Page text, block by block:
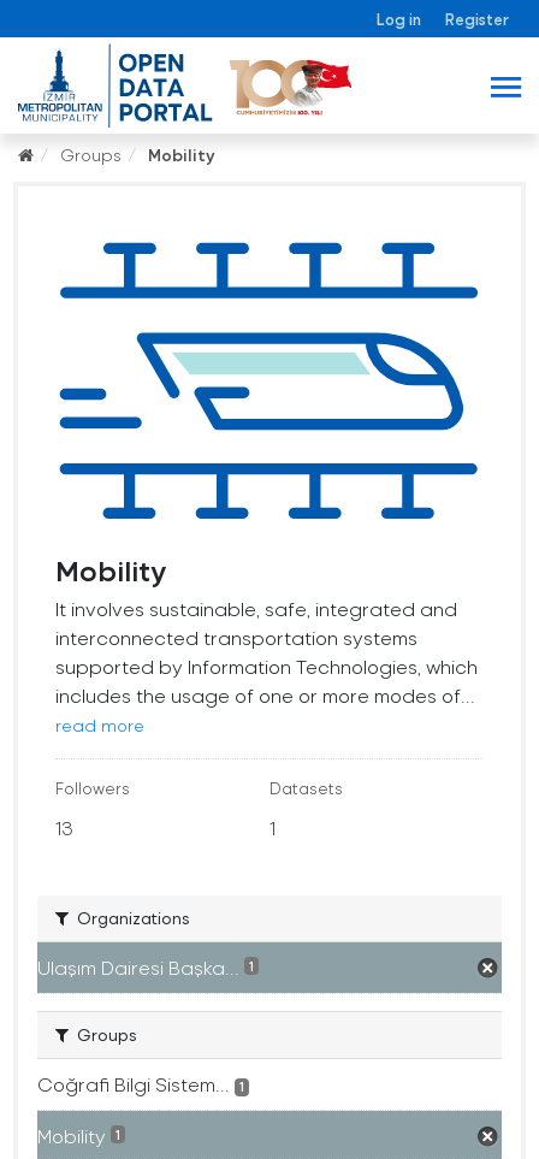
Log in Register
Groups Mobility
Mobility
It involves sustainable, safe, integrated and
interconnected transportation systems
supported by Information Technologies, which
includes the usage of one or more modes of...
read more
Followers
13
Datasets
1
Organizations
Ulaşım Dairesi Başka... 1
Groups
Coğrafi Bilgi Sistem... 1
Mobility 1